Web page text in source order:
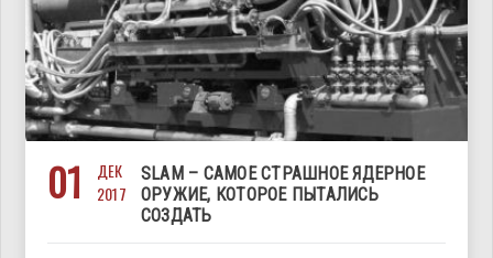
01
ДЕК
2017
SLAM – САМОЕ СТРАШНОЕ ЯДЕРНОЕ
ОРУЖИЕ, КОТОРОЕ ПЫТАЛИСЬ
СОЗДАТЬ